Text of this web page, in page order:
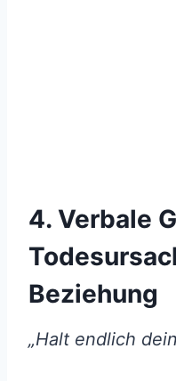
4. Verbale
Beziehung
„Halt endlich